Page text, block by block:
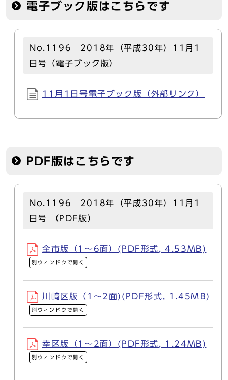
電子ブック版はこちらです
No.1196 2018年（平成30年）11月1
日号（電子ブック版）
11月1日号電子ブック版（外部リンク）
PDF版はこちらです
No.1196 2018年（平成30年）11月1
日号 （PDF版）
全市版（1～6面）(PDF形式, 4.53MB)
別ウィンドウで開く
川崎区版（1～2面)(PDF形式, 1.45MB)
別ウィンドウで開く
幸区版（1～2面）(PDF形式, 1.24MB)
別ウィンドウで開く